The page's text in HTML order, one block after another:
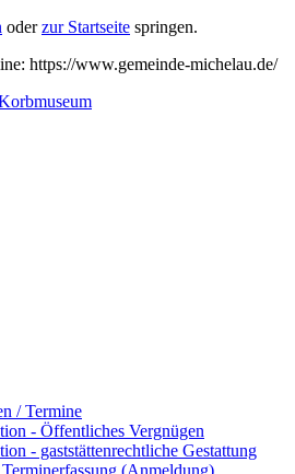
oderzur Startseite springen.
https://www.gemeinde-michelau.de/
/ Termine
- Öffentliches Vergnügen
- gaststättenrechtliche Gestattung
(Anmeldung)